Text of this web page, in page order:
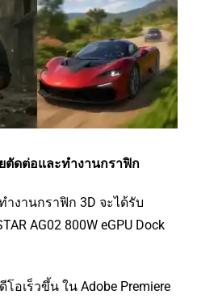
ตัดต่อและทำงานกราฟิก
งานกราฟิก 3D จะได้รับ
AG02 800W eGPU Dock
โอเร็วขึ้น ใน Adobe Premiere